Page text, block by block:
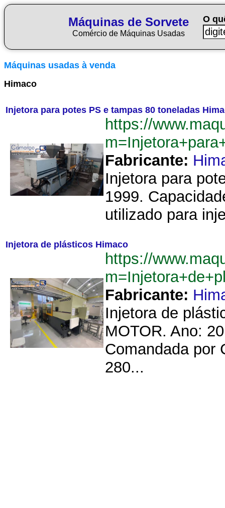
Máquinas de Sorvete
Comércio de Máquinas Usadas
O
Máquinas usadas à venda
Himaco
Injetora para potes PS e tampas 80 toneladas
https://
Fabricante:
Injetora para
1999.
utilizado para
Injetora de plásticos Himaco
https://
Fabricante:
Injetora de
MOTOR. Ano:
Comandada por
280...